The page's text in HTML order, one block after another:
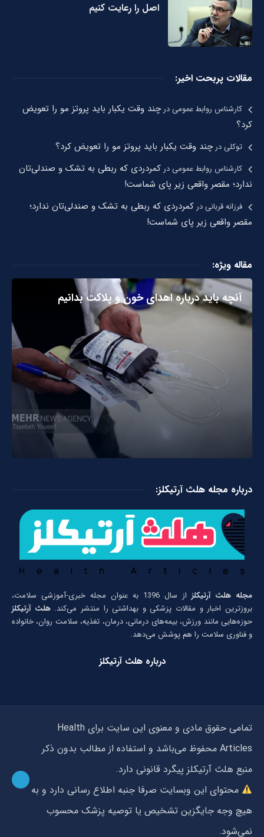
اصل را رعایت کنیم
مقالات پربحت اخیر:
کارشناس روابط عمومیدرچند وقت یکبار باید پروتز مو را تعویض
کرد؟
توکلیدرچند وقت یکبار باید پروتز مو را تعویض کرد؟
کارشناس روابط عمومیدر کمردردی که ربطی به تشک و صندلی‌تان
ندارد؛ مقصر واقعی زیر پای شماست!
فرزانه قربانیدر کمردردی که ربطی به تشک و صندلی‌تان ندارد؛
مقصر واقعی زیر پای شماست!
مقاله ویژه:
آنچه باید درباره اهدای خون و پلاکت بدانیم
درباره مجله هلث آرتیکلز:
مجله هلث آرتیکلز
از سال 1396 به عنوان مجله خبری-آموزشی سلامت،
بروزترین اخبار و مقالات پزشکی و بهداشتی را منتشر می‌کند.هلث آرتیکلز
حوزه‌هایی مانند ورزش، بیمه‌های درمانی، درمان، تغذیه، سلامت روان، خانواده
و فناوری سلامت را هم پوشش می‌دهد.
درباره هلث آرتیکلز
تمامی حقوق مادی و معنوی این سایت برای Health
Articles محفوظ می‌باشد و استفاده از مطالب بدون ذکر
منبع هلث آرتیکلز پیگرد قانونی دارد.
محتوای این وبسایت صرفا جنبه اطلاع رسانی دارد و به
هیچ وجه جایگزین تشخیص یا توصیه پزشک محسوب
نمی‌شود.